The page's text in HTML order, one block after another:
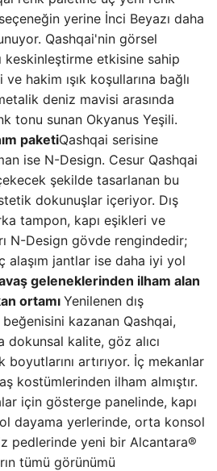
yerine İnci Beyazı daha
Qashqai'nin görsel
keskinleştirme etkisine sahip
hakim ışık koşullarına bağlı
deniz mavisi arasında
tonu sunan Okyanus Yeşili.
paketiQashqai serisine
ise N-Design. Cesur Qashqai
şekilde tasarlanan bu
dokunuşlar içeriyor. Dış
tampon, kapı eşikleri ve
N-Design gövde rengindedir;
alaşım jantlar ise daha iyi yol
geleneklerinden ilham alan
ortamı Yenilenen dış
kazanan Qashqai,
dokunsal kalite, göz alıcı
artırıyor. İç mekanlar
kostümlerinden ilham almıştır.
için gösterge panelinde, kapı
dayama yerlerinde, orta konsol
pedlerinde yeni bir Alcantara®
tümü görünümü